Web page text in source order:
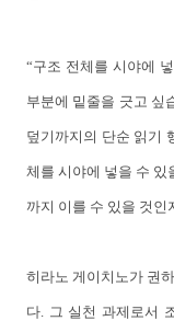
“구조 전체를 시야에
부분에 밑줄을 긋고 싶
덮기까지의 단순 읽기
체를 시야에 넣을 수 있
까지 이를 수 있을 것인
히라노 게이치노가 권
다. 그 실천 과제로서